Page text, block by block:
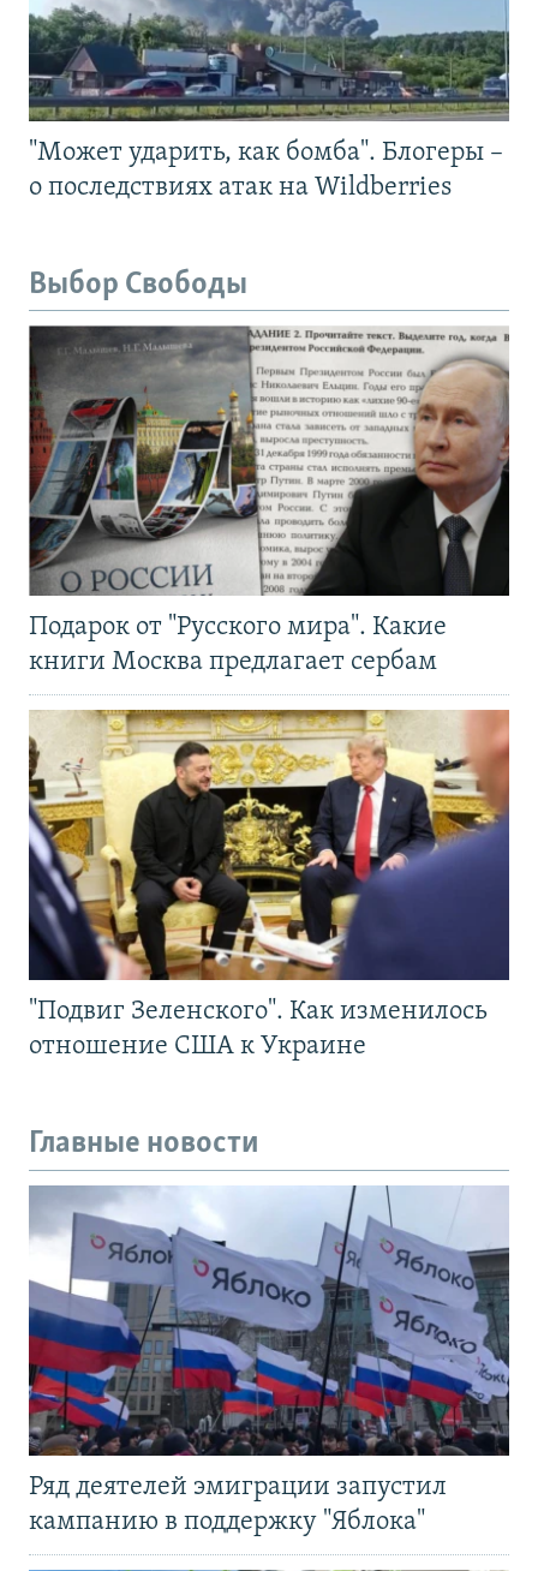
"Может ударить, как бомба". Блогеры –
о последствиях атак на Wildberries
Выбор Свободы
Подарок от "Русского мира". Какие
книги Москва предлагает сербам
"Подвиг Зеленского". Как изменилось
отношение США к Украине
Главные новости
Ряд деятелей эмиграции запустил
кампанию в поддержку "Яблока"